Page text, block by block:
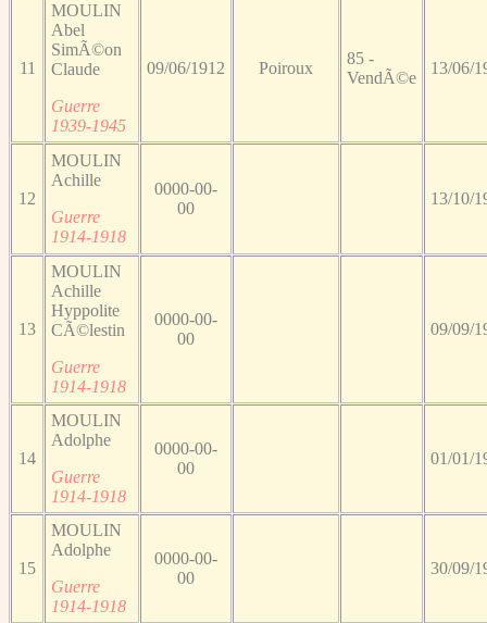
11
MOULIN
Abel
SimÃ©on
Claude
Guerre
1939-1945
09/06/1912 Poiroux
85 -
VendÃ©e
13/06/
12
MOULIN
Achille
Guerre
1914-1918
0000-00-
00
13/10/
13
MOULIN
Achille
Hyppolite
CÃ©lestin
Guerre
1914-1918
0000-00-
00
09/09/
14
MOULIN
Adolphe
Guerre
1914-1918
0000-00-
00
01/01/
15
MOULIN
Adolphe
Guerre
1914-1918
0000-00-
00
30/09/